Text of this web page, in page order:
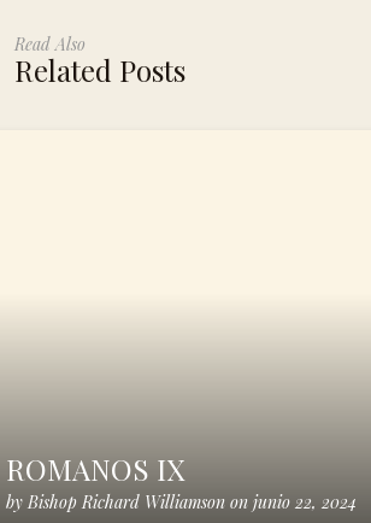
Read Also
Related Posts
ROMANOS IX
by Bishop Richard Williamson on junio 22, 2024